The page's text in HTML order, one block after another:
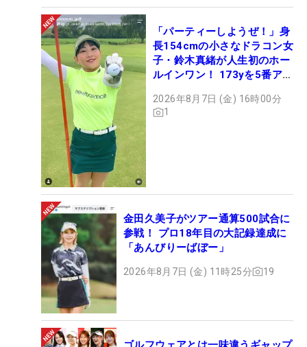
「パーティーしようぜ！」身
長154cmの小さなドラコン女
子・鈴木真緒が人生初のホー
ルインワン！ 173yを5番アイ
2026年8月7日 (金) 16時00分
1
金田久美子がツアー通算500試合に
参戦！ プロ18年目の大記録達成に
「あんびりーばぼー」
2026年8月7日 (金) 11時25分 19